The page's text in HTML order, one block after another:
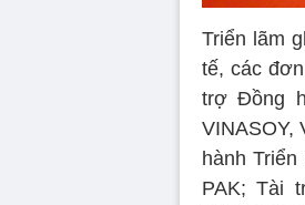
Triển lãm
tế, các
trợ Đồng
VINASOY,
hành
PAK; Tài